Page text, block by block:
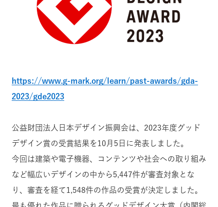
https://www.g-mark.org/learn/past-awards/gda-
2023/gde2023
公益財団法⼈⽇本デザイン振興会は、2023年度グッド
デザイン賞の受賞結果を10⽉5⽇に発表しました。
今回は建築や電子機器、コンテンツや社会への取り組み
など幅広いデザインの中から5,447件が審査対象とな
り、審査を経て1,548件の作品の受賞が決定しました。